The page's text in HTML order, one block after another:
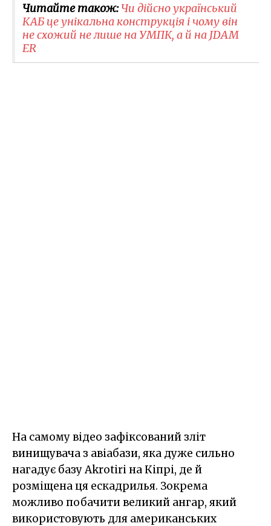
Читайте також:Чи дійсно український
КАБ це унікальна конструкція і чому він
не схожий не лише на УМПК, а й на JDAM
ER
На самому відео зафіксований зліт
винищувача з авіабази, яка дуже сильно
нагадує базу Akrotiri на Кіпрі, де й
розміщена ця ескадрилья. Зокрема
можливо побачити великий ангар, який
використовують для американських